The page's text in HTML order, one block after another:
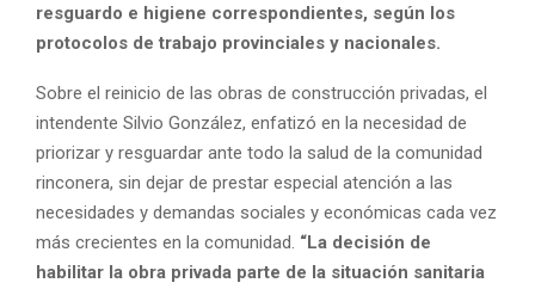
resguardo e higiene correspondientes, según los
protocolos de trabajo provinciales y nacionales.
Sobre el reinicio de las obras de construcción privadas, el
intendente Silvio González, enfatizó en la necesidad de
priorizar y resguardar ante todo la salud de la comunidad
rinconera, sin dejar de prestar especial atención a las
necesidades y demandas sociales y económicas cada vez
más crecientes en la comunidad. “La decisión de
habilitar la obra privada parte de la situación sanitaria